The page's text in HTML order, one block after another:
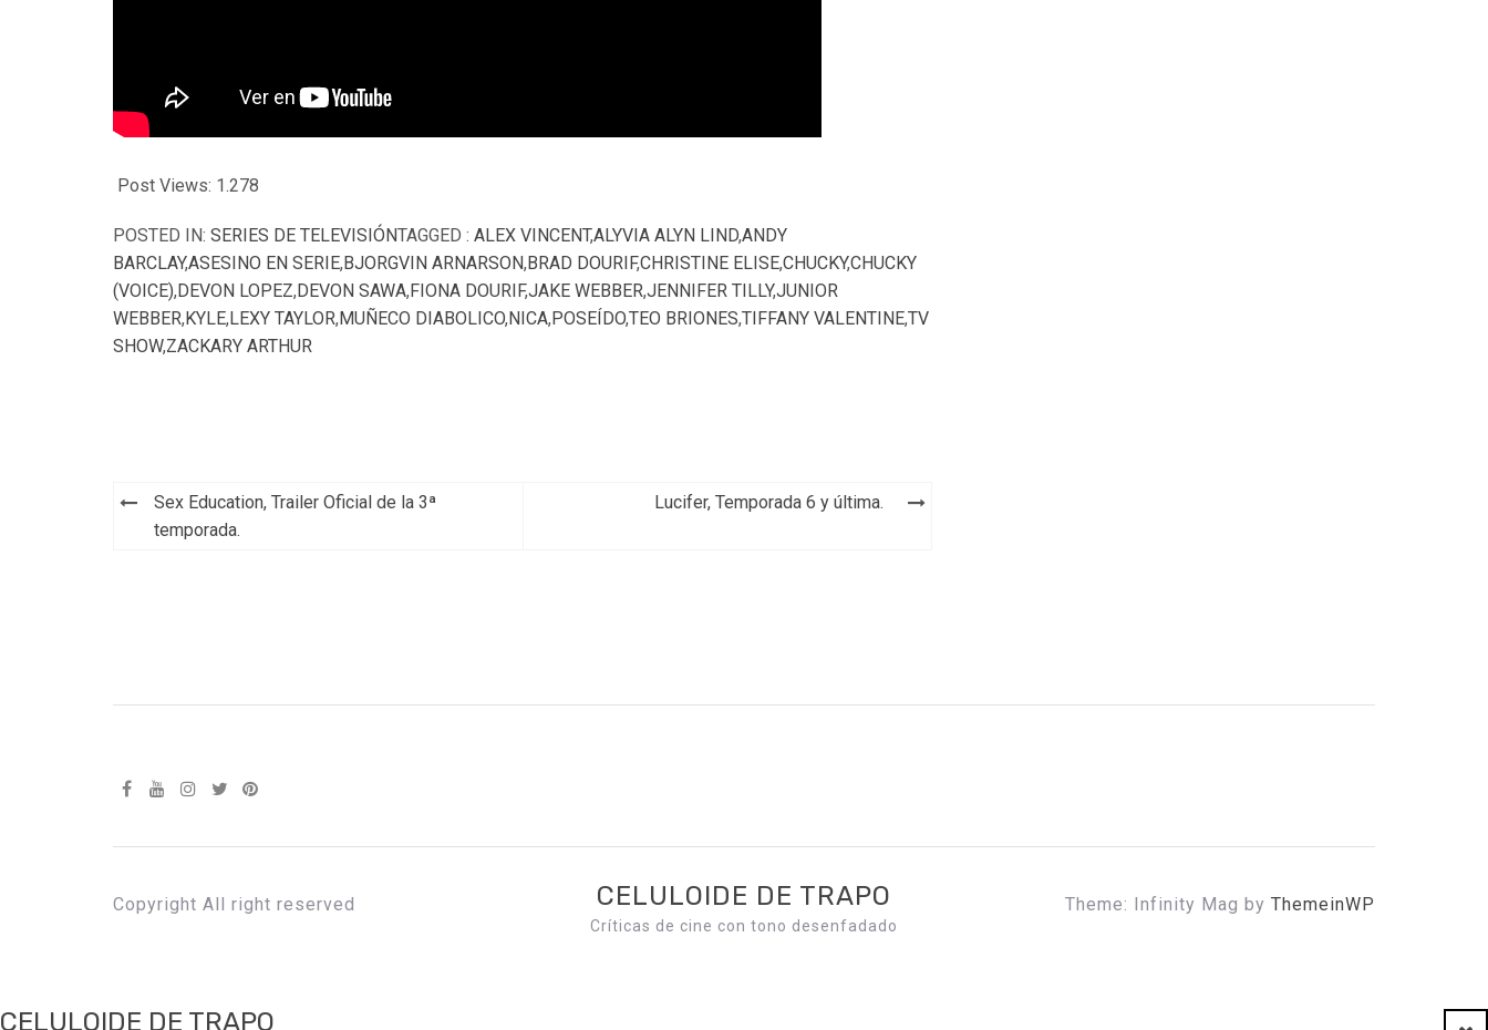
Post Views: 1.278
POSTED IN: SERIES DE TELEVISIÓNTAGGED : ALEX VINCENT,ALYVIA ALYN LIND,ANDY
BARCLAY,ASESINO EN SERIE,BJORGVIN ARNARSON,BRAD DOURIF,CHRISTINE ELISE,CHUCKY,CHUCKY
(VOICE),DEVON LOPEZ,DEVON SAWA,FIONA DOURIF,JAKE WEBBER,JENNIFER TILLY,JUNIOR
WEBBER,KYLE,LEXY TAYLOR,MUÑECO DIABOLICO,NICA,POSEÍDO,TEO BRIONES,TIFFANY VALENTINE,TV
SHOW,ZACKARY ARTHUR
Navegación
Sex Education, Trailer Oficial de la 3ª
temporada.
Lucifer, Temporada 6 y última.
Copyright All right reserved CELULOIDE DE TRAPO
Críticas de cine con tono desenfadado
Theme: Infinity Mag by ThemeinWP
CELULOIDE DE TRAPO